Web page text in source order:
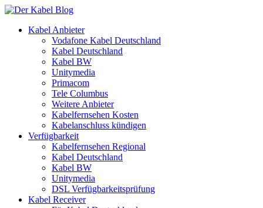
Kabel Anbieter
Vodafone Kabel Deutschland
Kabel Deutschland
Kabel BW
Unitymedia
Primacom
Tele Columbus
Weitere Anbieter
Kabelfernsehen Kosten
Kabelanschluss kündigen
Verfügbarkeit
Kabelfernsehen Regional
Kabel Deutschland
Kabel BW
Unitymedia
DSL Verfügbarkeitsprüfung
Kabel Receiver